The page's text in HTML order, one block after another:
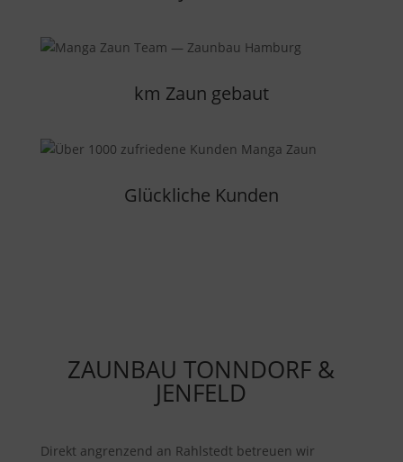
km Zaun gebaut
Glückliche Kunden
ZAUNBAU TONNDORF &
JENFELD
Direkt angrenzend an Rahlstedt betreuen wir